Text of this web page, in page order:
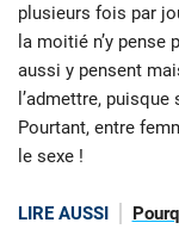
plusieurs fois par
la moitié n’y
aussi y pensent
l’admettre,
Pourtant, entre
le sexe !
LIRE AUSSI